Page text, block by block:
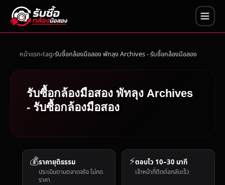
หน้าแรก tag รับซื้อกล้องมือสอง พัทลุง Archives - รับซื้อกล้องมือสอง
รับซื้อกล้องมือสอง พัทลุง Archives
- รับซื้อกล้องมือสอง
💰ราคายุติธรรม
ประเมินตามตลาดจริง ไม่กด
ราคา
⚡ตอบไว 10–30 นาที
เจ้าหน้าที่ติดต่อกลับเร็ว